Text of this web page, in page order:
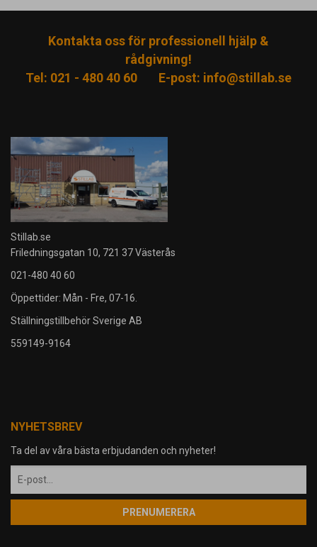
Kontakta oss för professionell hjälp &
rådgivning!
Tel: 021 - 480 40 60
E-post: info@stillab.se
Stillab.se
Friledningsgatan 10, 721 37 Västerås
021-480 40 60
Öppettider: Mån - Fre, 07-16.
Ställningstillbehör Sverige AB
559149-9164
NYHETSBREV
Ta del av våra bästa erbjudanden och nyheter!
PRENUMERERA